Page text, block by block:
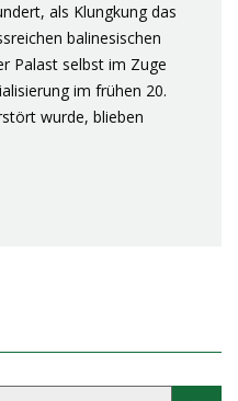
als Klungkung das
balinesischen
Palast selbst im Zuge
im frühen 20.
wurde, blieben